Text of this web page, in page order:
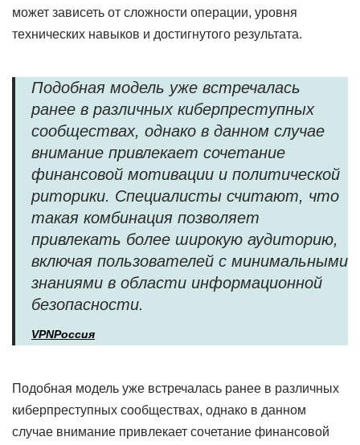
может зависеть от сложности операции, уровня
технических навыков и достигнутого результата.
Подобная модель уже встречалась
ранее в различных киберпреступных
сообществах, однако в данном случае
внимание привлекает сочетание
финансовой мотивации и политической
риторики. Специалисты считают, что
такая комбинация позволяет
привлекать более широкую аудиторию,
включая пользователей с минимальными
знаниями в области информационной
безопасности.
VPNРоссия
Подобная модель уже встречалась ранее в различных
киберпреступных сообществах, однако в данном
случае внимание привлекает сочетание финансовой